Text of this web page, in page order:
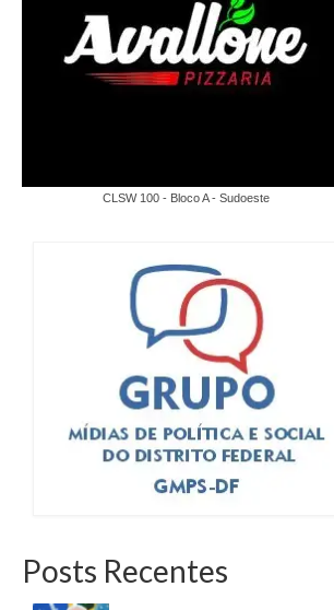
CLSW 100 - Bloco A - Sudoeste
Posts Recentes